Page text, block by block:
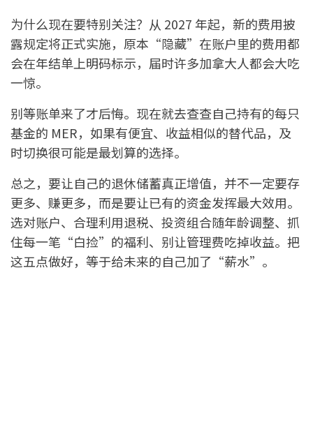
为什么现在要特别关注？从 2027 年起，新的费用披
露规定将正式实施，原本“隐藏”在账户里的费用都
会在年结单上明码标示，届时许多加拿大人都会大吃
一惊。
别等账单来了才后悔。现在就去查查自己持有的每只
基金的 MER，如果有便宜、收益相似的替代品，及
时切换很可能是最划算的选择。
总之，要让自己的退休储蓄真正增值，并不一定要存
更多、赚更多，而是要让已有的资金发挥最大效用。
选对账户、合理利用退税、投资组合随年龄调整、抓
住每一笔“白捡”的福利、别让管理费吃掉收益。把
这五点做好，等于给未来的自己加了“薪水”。